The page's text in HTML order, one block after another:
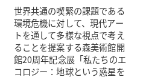
世界共通の喫緊の課題である
環境危機に対して、現代アー
トを通して多様な視点で考え
ることを提案する森美術館開
館20周年記念展「私たちのエ
コロジー：地球という惑星を